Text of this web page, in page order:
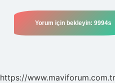
https://www.maviforum.com.tr